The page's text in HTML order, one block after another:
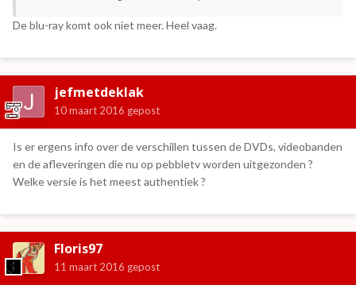
De blu-ray komt ook niet meer. Heel vaag.
jefmetdeklak
10 maart 2016 gepost
Is er ergens info over de verschillen tussen de DVDs, videobanden
en de afleveringen die nu op pebbletv worden uitgezonden ?
Welke versie is het meest authentiek ?
Floris97
11 maart 2016 gepost